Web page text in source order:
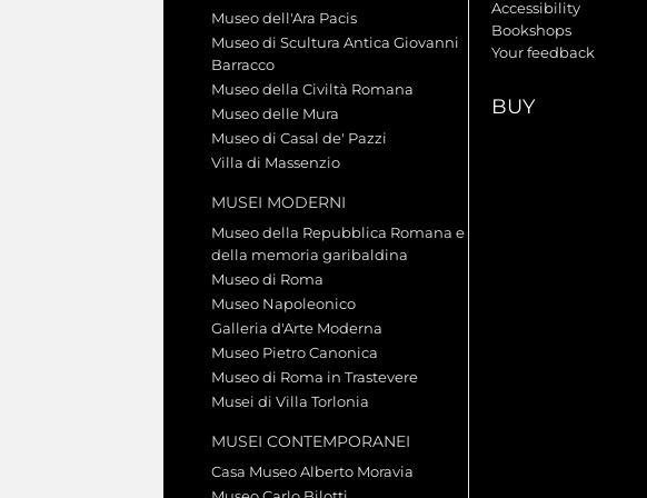
Museo dell'Ara Pacis
Museo di Scultura Antica Giovanni
Barracco
Museo della Civiltà Romana
Museo delle Mura
Museo di Casal de' Pazzi
Villa di Massenzio
MUSEI MODERNI
Museo della Repubblica Romana e
della memoria garibaldina
Museo di Roma
Museo Napoleonico
Galleria d'Arte Moderna
Museo Pietro Canonica
Museo di Roma in Trastevere
Musei di Villa Torlonia
MUSEI CONTEMPORANEI
Casa Museo Alberto Moravia
Accessibility
Bookshops
Your feedback
BUY